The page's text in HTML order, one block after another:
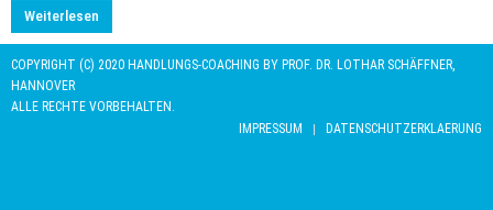
Weiterlesen
COPYRIGHT (C) 2020 HANDLUNGS-COACHING BY PROF. DR. LOTHAR SCHÄFFNER,
HANNOVER
ALLE RECHTE VORBEHALTEN.
IMPRESSUM
DATENSCHUTZERKLAERUNG